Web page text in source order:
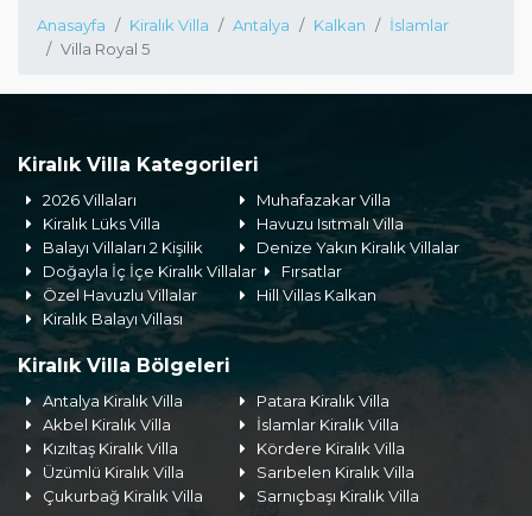
Anasayfa Kiralık Villa Antalya Kalkan
İslamlar
Villa Royal 5
Kiralık Villa Kategorileri
2026 Villaları
Muhafazakar Villa
Kiralık Lüks Villa
Havuzu Isıtmalı Villa
Balayı Villaları 2 Kişilik
Denize Yakın Kiralık Villalar
Doğayla İç İçe Kiralık Villalar
Fırsatlar
Özel Havuzlu Villalar
Hill Villas Kalkan
Kiralık Balayı Villası
Kiralık Villa Bölgeleri
Antalya Kiralık Villa
Patara Kiralık Villa
Akbel Kiralık Villa
İslamlar Kiralık Villa
Kızıltaş Kiralık Villa
Kördere Kiralık Villa
Üzümlü Kiralık Villa
Sarıbelen Kiralık Villa
Çukurbağ Kiralık Villa
Sarnıçbaşı Kiralık Villa